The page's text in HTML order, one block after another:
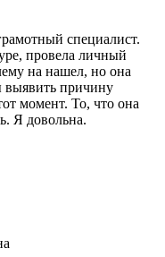
специалист.
провела личный
на нашел, но она
выявить причину
момент. То, что она
Я довольна.